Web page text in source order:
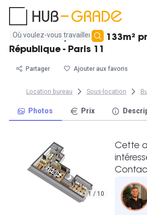
Aucun
résultat
trouvé
Bureau indépendant 133m²
République - Paris 11
Partager Ajouter aux favoris
Location bureau Sous-location
Photos Prix
1 / 10
Cette